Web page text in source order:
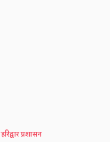
हरिद्वार प्रशासन